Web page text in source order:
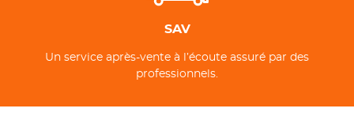
SAV
Un service après-vente à l’écoute assuré par des
professionnels.